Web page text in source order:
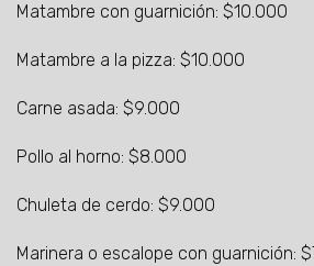
Matambre con guarnición: $10.000
Matambre a la pizza: $10.000
Carne asada: $9.000
Pollo al horno: $8.000
Chuleta de cerdo: $9.000
Marinera o escalope con guarnición: